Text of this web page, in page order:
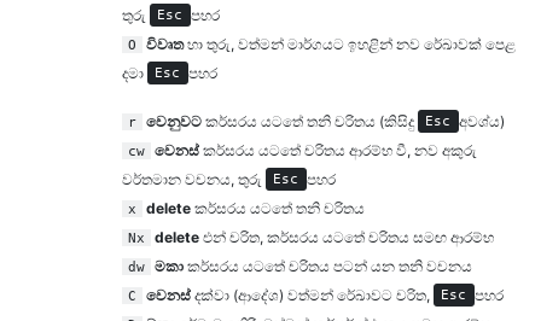
තුරු
Esc පහර
O විවෘතහා තුරු, වත්මන් මාර්ගයට ඉහළින් නව රේඛාවක් පෙළ
දමා
Esc පහර
r වෙනුවට කර්සරය යටතේ තනි චරිතය (කිසිදු Esc අවශ්ය)
cw වෙනස් කර්සරය යටතේ චරිතය ආරම්භ වී, නව අකුරු
වර්තමාන වචනය, තුරු
Esc පහර
x delete කර්සරය යටතේ තනි චරිතය
Nx delete එන් චරිත, කර්සරය යටතේ චරිතය සමඟ ආරම්භ
dw මකා කර්සරය යටතේ චරිතය පටන් යන තනි වචනය
C වෙනස් දක්වා (ආදේශ) වත්මන් රේඛාවට චරිත, Esc පහර